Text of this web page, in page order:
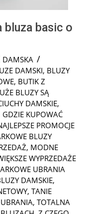
bluza basic o
DAMSKA
DAMSKI, BLUZY
, BUTIK Z
BLUZY SĄ
DAMSKIE,
GDZIE KUPOWAĆ
PROMOCJE
BLUZY
, MODNE
WYPRZEDAŻE
UBRANIA
DAMSKIE,
, TANIE
, TOTALNA